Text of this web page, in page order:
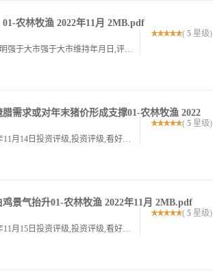
农林牧渔 2022年11月 2MB.pdf
证券研究报告作者,行业评级,上次评级,行业报告,请务必阅读正文之后的信息披露和免责申明强于大市强于大市维持年月日,评级,分析师吴立执业证书编号,分析师陈潇执业证书编号,分析师林逸丹执业证书编号,透视宠.
( 5 星级)
需求或对年末猪价形成支撑01-农林牧渔 2022
农林牧渔农林牧渔请务必参阅正文后面的信息披露和法律声明112农林牧渔农林牧渔2023年11月14日投资评级,投资评级,看好看好,维持维持,行业走势图行业走势图数据来源,聚源双十一宠食板块销售靓丽,国货.
( 5 星级)
景气抬升01-农林牧渔 2022年11月 2MB.pdf
农林牧渔农林牧渔请务必参阅正文后面的信息披露和法律声明113农林牧渔农林牧渔2023年11月15日投资评级,投资评级,看好看好,维持维持,行业走势图行业走势图数据来源,聚源猪价低迷能繁加速去化,天气转.
( 5 星级)